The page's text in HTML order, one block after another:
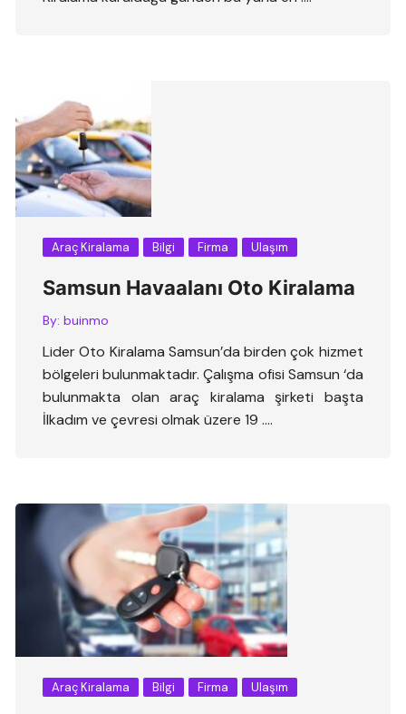
Araç Kiralama Bilgi Firma Ulaşım
Samsun Havaalanı Oto Kiralama
By: buinmo
Lider Oto Kiralama Samsun’da birden çok hizmet
bölgeleri bulunmaktadır. Çalışma ofisi Samsun ‘da
bulunmakta olan araç kiralama şirketi başta
İlkadım ve çevresi olmak üzere 19 ….
Araç Kiralama Bilgi Firma Ulaşım